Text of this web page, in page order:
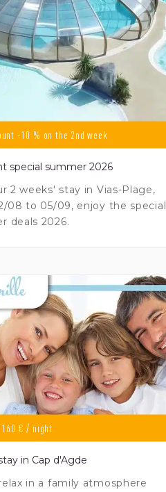
-10 % on the 2nd week
special summer 2026
2 weeks' stay in Vias-Plage,
08 to 05/09, enjoy the special
deals 2026.
160 € / night
in Cap d'Agde
in a family atmosphere